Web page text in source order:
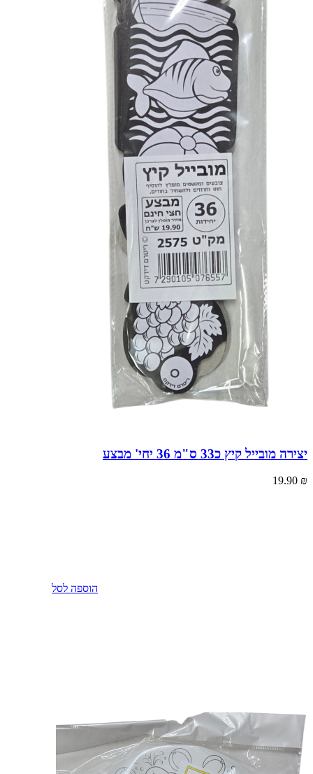
יצירה מובייל קיץ כ33 ס"מ 36 יחי' מבצע
19.90 ₪
הוספה לסל